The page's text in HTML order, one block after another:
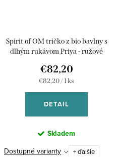
Spirit of OM tričko z bio bavlny s
dlhým rukávom Priya - ružové
€82,20
Jednotková
cena:
€82,20 / 1 ks
DETAIL
Skladem
Dostupné varianty + ďalšie